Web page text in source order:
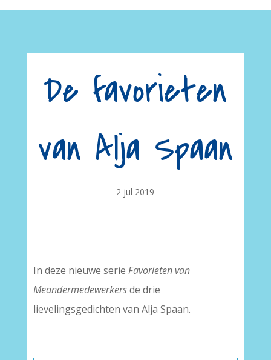
De favorieten
van Alja Spaan
2 jul 2019
In deze nieuwe serie Favorieten van
Meandermedewerkersde drie
lievelingsgedichten van Alja Spaan.